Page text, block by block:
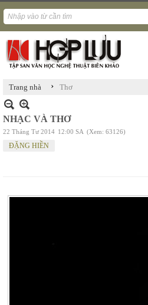
Trang nhà › Thơ
NHẠC VÀ THƠ
22 Tháng Tư 2014 12:00 SA (Xem: 63126)
ĐẶNG HIỀN